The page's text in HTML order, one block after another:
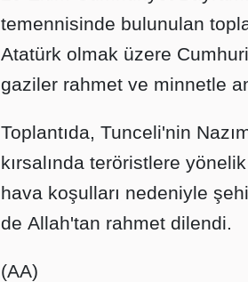
temennisinde bulunulan
Atatürk olmak üzere
gaziler rahmet ve minnetle
Toplantıda, Tunceli'nin
kırsalında teröristlere
hava koşulları nedeniyle
de Allah'tan rahmet dilendi.
(AA)